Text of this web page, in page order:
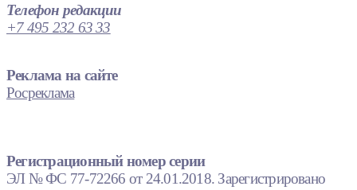
Телефон редакции
+7 495 232 63 33
Реклама на сайте
Росреклама
Регистрационный номер серии
ЭЛ № ФС 77-72266 от 24.01.2018. Зарегистрировано